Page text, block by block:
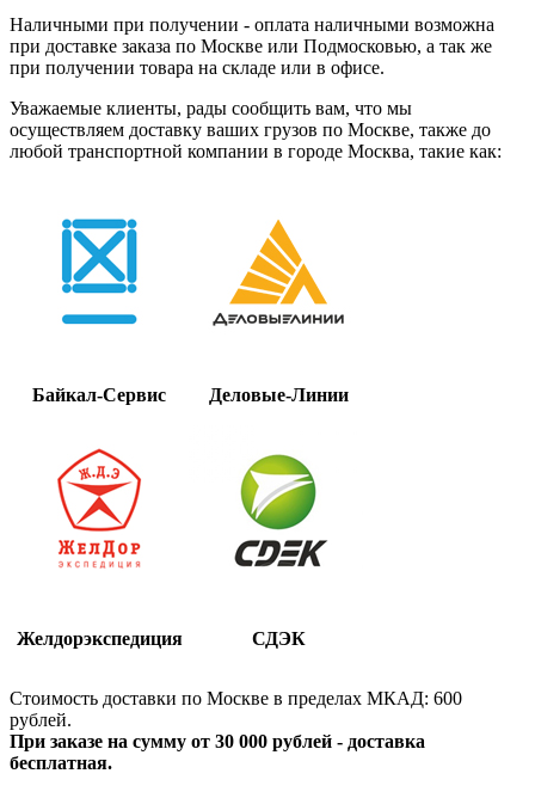
Наличными при получении - оплата наличными возможна
при доставке заказа по Москве или Подмосковью, а так же
при получении товара на складе или в офисе.
Уважаемые клиенты, рады сообщить вам, что мы
осуществляем доставку ваших грузов по Москве, также до
любой транспортной компании в городе Москва, такие как:
Байкал-Сервис Деловые-Линии
Желдорэкспедиция СДЭК
Стоимость доставки по Москве в пределах МКАД: 600
рублей.
При заказе на сумму от 30 000 рублей - доставка
бесплатная.